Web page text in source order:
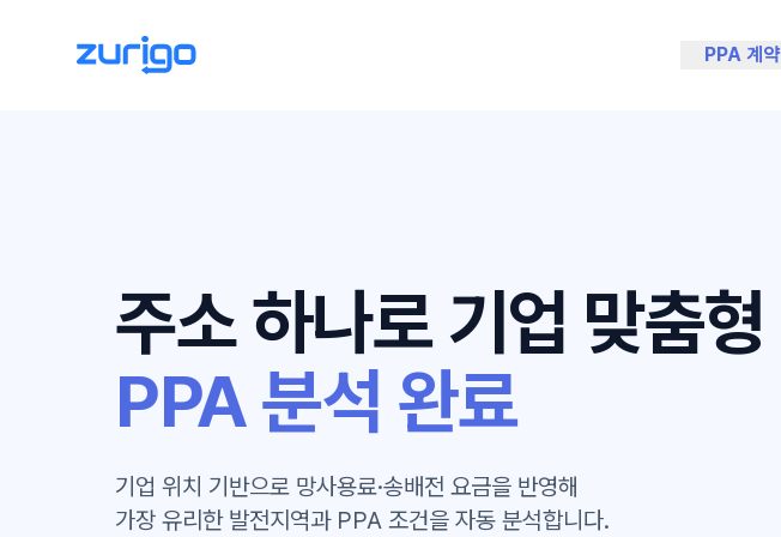
PPA 계약
주소 하나로 기업 맞춤형
PPA 분석 완료
기업 위치 기반으로 망사용료·송배전 요금을 반영해
가장 유리한 발전지역과 PPA 조건을 자동 분석합니다.